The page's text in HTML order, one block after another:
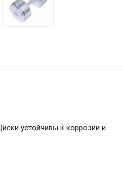
устойчивы к коррозии и